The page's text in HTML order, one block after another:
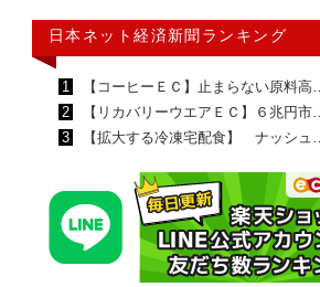
日本ネット経済新聞ランキング
1
【コーヒーＥＣ】止まらない原料高…
2
【リカバリーウエアＥＣ】６兆円市…
3
【拡大する冷凍宅配食】 ナッシュ…